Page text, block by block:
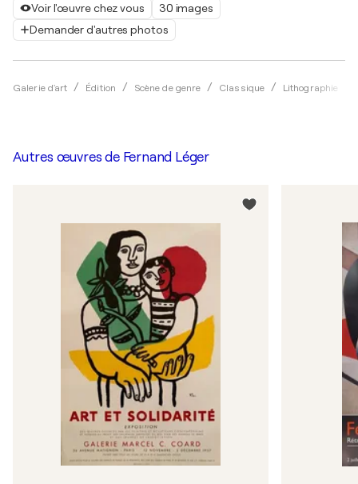
Voir l'œuvre chez vous
30 images
Demander d'autres photos
Galerie d'art Édition Scène de genre Classique Lithographie
Autres œuvres de Fernand Léger